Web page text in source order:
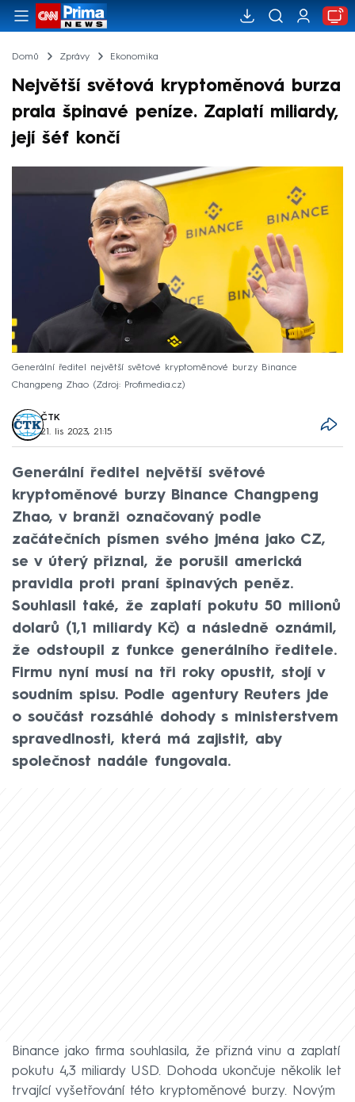
Domů Zprávy Ekonomika
Největší světová kryptoměnová burza
prala špinavé peníze. Zaplatí miliardy,
její šéf končí
Generální ředitel největší světové kryptoměnové burzy Binance
Changpeng Zhao
Zdroj: Profimedia.cz
ČTK
21. lis 2023, 21:15
Generální ředitel největší světové
kryptoměnové burzy Binance Changpeng
Zhao, v branži označovaný podle
začátečních písmen svého jména jako CZ,
se v úterý přiznal, že porušil americká
pravidla proti praní špinavých peněz.
Souhlasil také, že zaplatí pokutu 50 milionů
dolarů (1,1 miliardy Kč) a následně oznámil,
že odstoupil z funkce generálního ředitele.
Firmu nyní musí na tři roky opustit, stojí v
soudním spisu. Podle agentury Reuters jde
o součást rozsáhlé dohody s ministerstvem
spravedlnosti, která má zajistit, aby
společnost nadále fungovala.
Binance jako firma souhlasila, že přizná vinu a zaplatí
pokutu 4,3 miliardy USD. Dohoda ukončuje několik let
trvající vyšetřování této kryptoměnové burzy. Novým